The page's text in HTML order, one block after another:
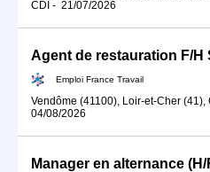
CDI - 21/07/2026
Emploi France Travail
Vendôme (41100), Loir-et-Cher (41),
04/08/2026
Manager en alternance (H/